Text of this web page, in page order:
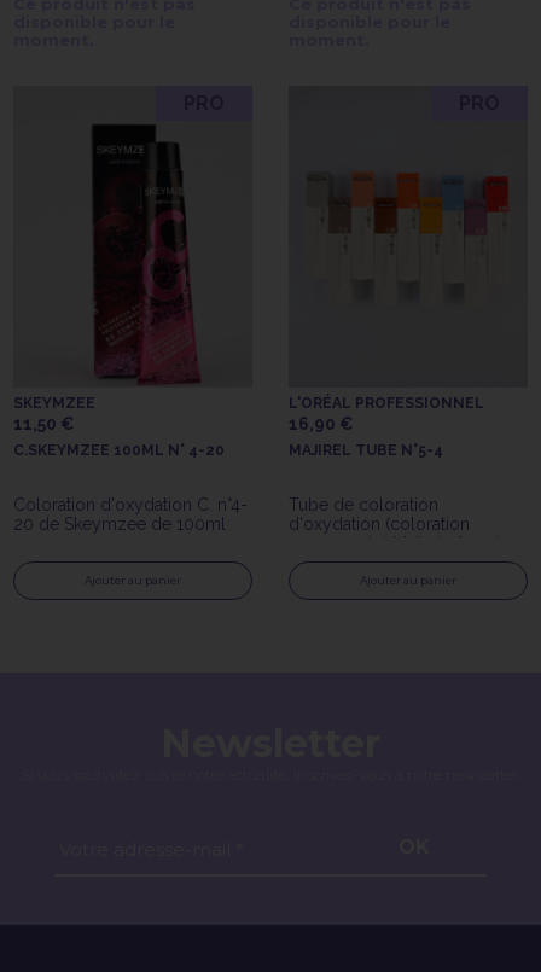
SKEYMZEE
11,50 €
C.SKEYMZEE 100ML N° 4-20
Coloration d'oxydation C. n°4-
20 de Skeymzee de 100ml
Ajouter au panier
L'ORÉAL PROFESSIONNEL
16,90 €
MAJIREL TUBE N°5-4
Tube de coloration
d'oxydation (coloration
permanente) Majirel n°5.4 de
L'Oréal Professionnel
Ajouter au panier